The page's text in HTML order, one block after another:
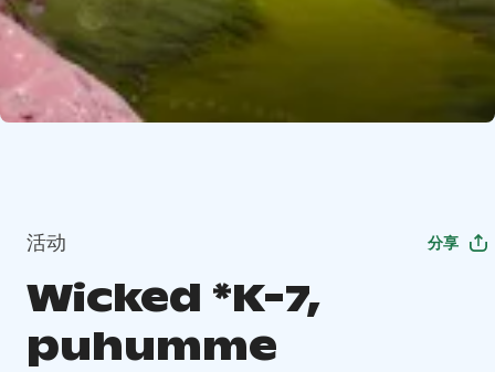
活动 分享
Wicked *K-7,
puhumme